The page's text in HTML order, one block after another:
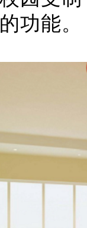
功能。